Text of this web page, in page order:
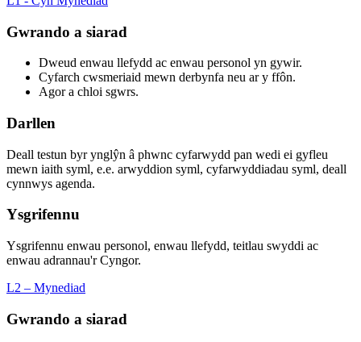
Gwrando a siarad
Dweud enwau llefydd ac enwau personol yn gywir.
Cyfarch cwsmeriaid mewn derbynfa neu ar y ffôn.
Agor a chloi sgwrs.
Darllen
Deall testun byr ynglŷn â phwnc cyfarwydd pan wedi ei gyfleu
mewn iaith syml, e.e. arwyddion syml, cyfarwyddiadau syml, deall
cynnwys agenda.
Ysgrifennu
Ysgrifennu enwau personol, enwau llefydd, teitlau swyddi ac
enwau adrannau'r Cyngor.
L2 – Mynediad
Gwrando a siarad